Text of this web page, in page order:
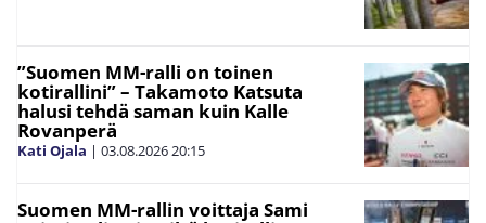
”Suomen MM-ralli on toinen
kotirallini” – Takamoto Katsuta
halusi tehdä saman kuin Kalle
Rovanperä
Kati Ojala | 03.08.202620:15
Suomen MM-rallin voittaja Sami